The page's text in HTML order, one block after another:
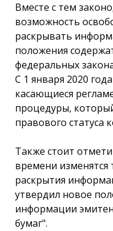
Вместе с тем
возможность
раскрывать
положения
федеральных
С 1 января 2020
касающиеся
процедуры,
правового статуса
Также стоит
времени изменятся
раскрытия
утвердил новое
информации
бумаг".